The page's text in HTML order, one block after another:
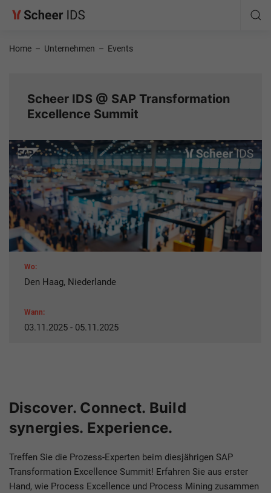
Home – Unternehmen – Events
Scheer IDS @ SAP Transformation
Excellence Summit
Wo:
Den Haag, Niederlande
Wann:
03.11.2025 - 05.11.2025
Discover. Connect. Build
synergies. Experience.
Treffen Sie die Prozess-Experten beim diesjährigen SAP
Transformation Excellence Summit! Erfahren Sie aus erster
Hand, wie Process Excellence und Process Mining zusammen